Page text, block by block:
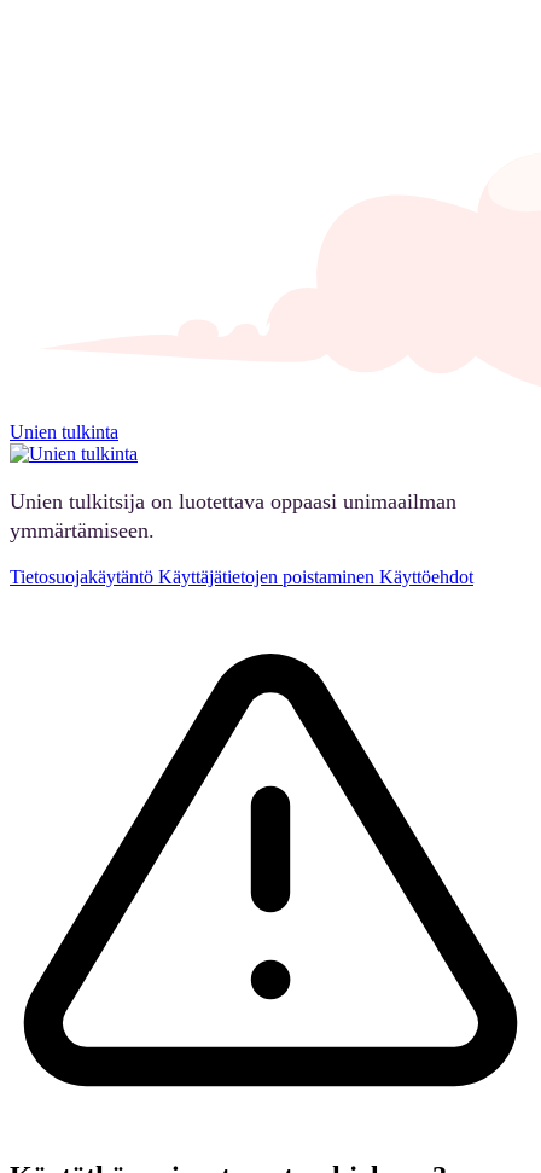
Unien tulkinta
Unien tulkitsija on luotettava oppaasi unimaailman
ymmärtämiseen.
Tietosuojakäytäntö Käyttäjätietojen poistaminen Käyttöehdot